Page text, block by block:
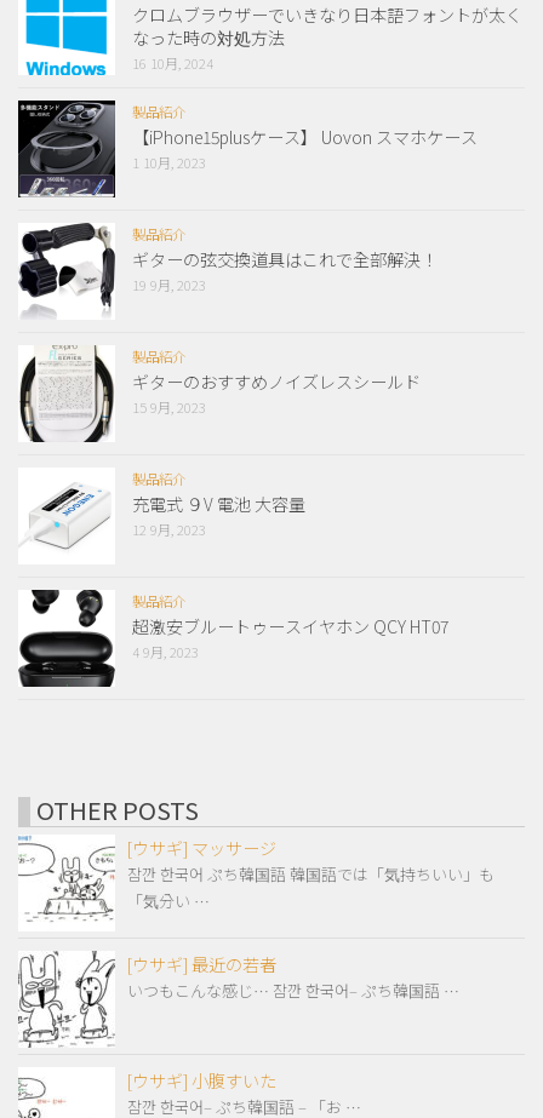
クロムブラウザーでいきなり日本語フォントが太く
なった時の対処方法
16 10月, 2024
製品紹介
【iPhone15plusケース】 Uovon スマホケース
1 10月, 2023
製品紹介
ギターの弦交換道具はこれで全部解決！
19 9月, 2023
製品紹介
ギターのおすすめノイズレスシールド
15 9月, 2023
製品紹介
充電式 ９V 電池 大容量
12 9月, 2023
製品紹介
超激安ブルートゥースイヤホン QCY HT07
4 9月, 2023
OTHER POSTS
[ウサギ] マッサージ
잠깐 한국어 ぷち韓国語 韓国語では「気持ちいい」も
「気分い …
[ウサギ] 最近の若者
いつもこんな感じ… 잠깐 한국어– ぷち韓国語 …
[ウサギ] 小腹すいた
잠깐 한국어– ぷち韓国語 – 「お …